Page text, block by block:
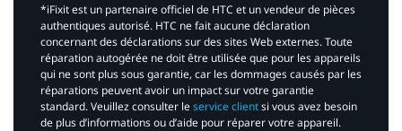
*iFixit est un partenaire officiel de HTC et un vendeur de pièces
authentiques autorisé. HTC ne fait aucune déclaration
concernant des déclarations sur des sites Web externes. Toute
réparation autogérée ne doit être utilisée que pour les appareils
qui ne sont plus sous garantie, car les dommages causés par les
réparations peuvent avoir un impact sur votre garantie
standard. Veuillez consulter leservice clientsi vous avez besoin
de plus d’informations ou d’aide pour réparer votre appareil.​